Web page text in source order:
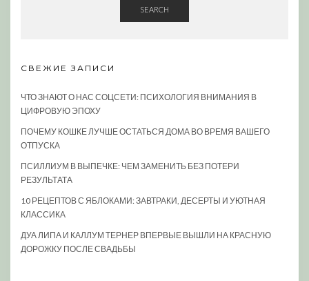
SEARCH
СВЕЖИЕ ЗАПИСИ
ЧТО ЗНАЮТ О НАС СОЦСЕТИ: ПСИХОЛОГИЯ ВНИМАНИЯ В
ЦИФРОВУЮ ЭПОХУ
ПОЧЕМУ КОШКЕ ЛУЧШЕ ОСТАТЬСЯ ДОМА ВО ВРЕМЯ ВАШЕГО
ОТПУСКА
ПСИЛЛИУМ В ВЫПЕЧКЕ: ЧЕМ ЗАМЕНИТЬ БЕЗ ПОТЕРИ
РЕЗУЛЬТАТА
10 РЕЦЕПТОВ С ЯБЛОКАМИ: ЗАВТРАКИ, ДЕСЕРТЫ И УЮТНАЯ
КЛАССИКА
ДУА ЛИПА И КАЛЛУМ ТЕРНЕР ВПЕРВЫЕ ВЫШЛИ НА КРАСНУЮ
ДОРОЖКУ ПОСЛЕ СВАДЬБЫ